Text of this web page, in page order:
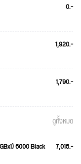
0.-
1,920.-
1,790.-
ดูทั้งหมด
6000 Black 7,015.-